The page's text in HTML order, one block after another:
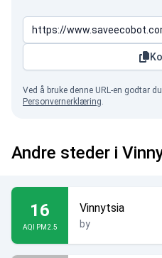
Ved å bruke denne URL-en godtar
Personvernerklæring.
Andre steder i
16
AQI PM2.5
Vinnytsia
by